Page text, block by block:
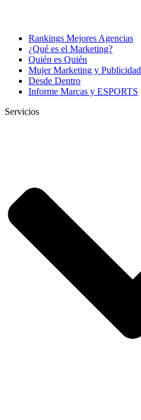
Rankings Mejores Agencias
¿Qué es el Marketing?
Quién es Quién
Mujer Marketing y Publicidad
Desde Dentro
Informe Marcas y ESPORTS
Servicios